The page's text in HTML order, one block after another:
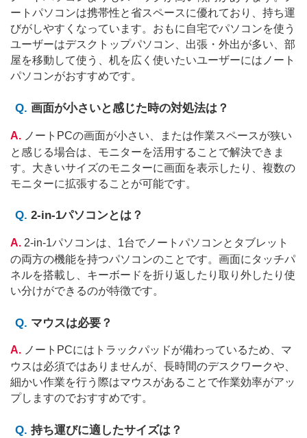
ートパソコンは携帯性と省スペースに優れており、持ち運
びがしやすくなっています。おもに自宅でパソコンを使う
ユーザーはデスクトップパソコン、出張・外出が多い、部
屋を移動して使う、机を広く使いたいユーザーにはノート
パソコンがおすすめです。
画面が小さいと感じた時の対処法は？
ノートPCの画面が小さい、または作業スペースが狭い
と感じる場合は、モニターを活用することで解決できま
す。大きいサイズのモニターに画面を表示したり、複数の
モニターに拡張することが可能です。
2-in-1パソコンとは？
2-in-1パソコンは、1台でノートパソコンとタブレット
の両方の機能を持つパソコンのことです。画面にタッチパ
ネルを搭載し、キーボードを折り返したり取り外したり使
い分けができるのが特徴です。
マウスは必要？
ノートPCにはトラックパッドが備わっているため、マ
ウスは必須ではありませんが、長時間のデスクワークや、
細かい作業を行う際はマウスがあることで作業効率がアッ
プしますのでおすすめです。
持ち運びに適したサイズは？